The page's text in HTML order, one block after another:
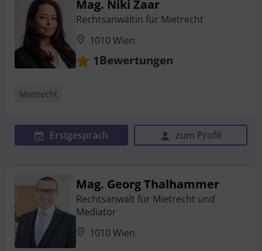
Mag. Niki Zaar
Rechtsanwältin für Mietrecht
1010 Wien
1Bewertungen
Mietrecht
Erstgespräch zum Profil
Mag. Georg Thalhammer
Rechtsanwalt für Mietrecht und
Mediator
1010 Wien